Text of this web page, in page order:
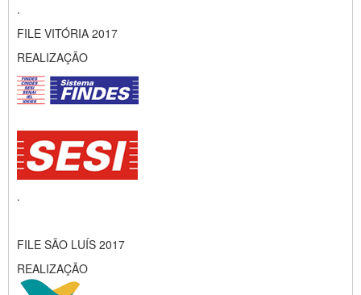
.
FILE VITÓRIA 2017
REALIZAÇÃO
.
FILE SÃO LUÍS 2017
REALIZAÇÃO